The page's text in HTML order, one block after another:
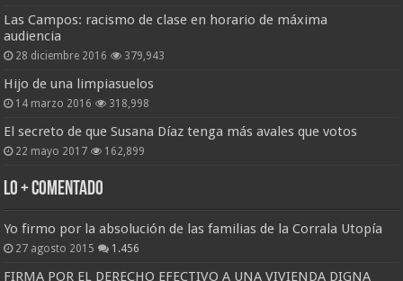
Las Campos: racismo de clase en horario de máxima
audiencia
28 diciembre 2016 379,943
Hijo de una limpiasuelos
14 marzo 2016 318,998
El secreto de que Susana Díaz tenga más avales que votos
22 mayo 2017 162,899
Lo + Comentado
Yo firmo por la absolución de las familias de la Corrala Utopía
27 agosto 2015 1.456
FIRMA POR EL DERECHO EFECTIVO A UNA VIVIENDA DIGNA